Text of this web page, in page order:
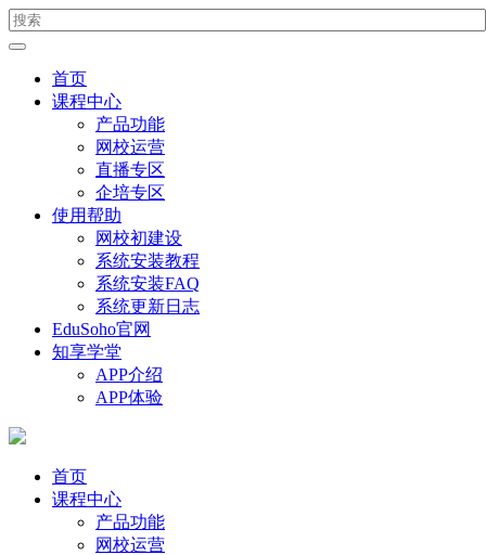
首页
课程中心
产品功能
网校运营
直播专区
企培专区
使用帮助
网校初建设
系统安装教程
系统安装FAQ
系统更新日志
EduSoho官网
知享学堂
APP介绍
APP体验
首页
课程中心
产品功能
网校运营